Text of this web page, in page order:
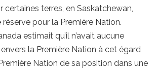
certaines terres, en Saskatchewan,
pour la Première Nation.
estimait qu’il n’avait aucune
la Première Nation à cet égard
Nation de sa position dans une